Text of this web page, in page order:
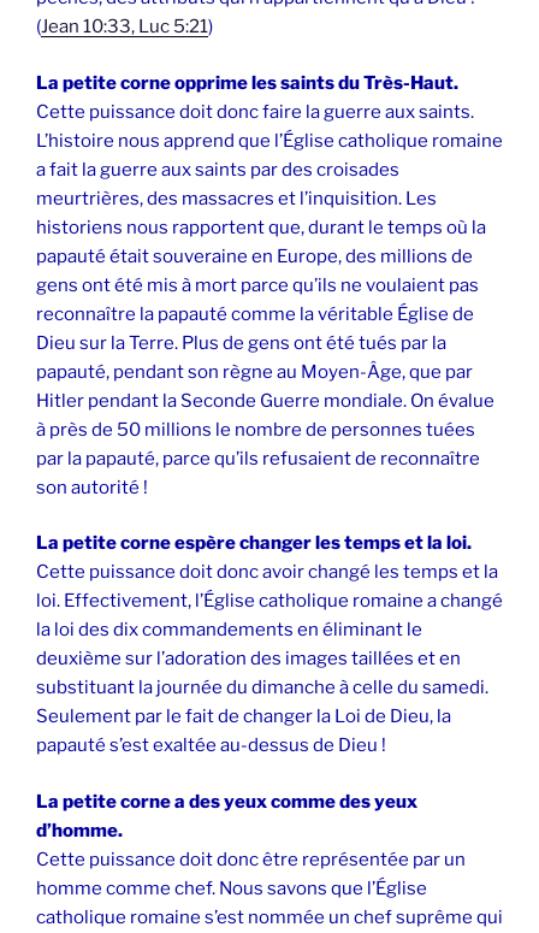
(Jean 10:33, Luc 5:21)
La petite corne opprime les saints du Très-Haut.
Cette puissance doit donc faire la guerre aux saints.
L’histoire nous apprend que l’Église catholique romaine
a fait la guerre aux saints par des croisades
meurtrières, des massacres et l’inquisition. Les
historiens nous rapportent que, durant le temps où la
papauté était souveraine en Europe, des millions de
gens ont été mis à mort parce qu’ils ne voulaient pas
reconnaître la papauté comme la véritable Église de
Dieu sur la Terre. Plus de gens ont été tués par la
papauté, pendant son règne au Moyen-Âge, que par
Hitler pendant la Seconde Guerre mondiale. On évalue
à près de 50 millions le nombre de personnes tuées
par la papauté, parce qu’ils refusaient de reconnaître
son autorité !
La petite corne espère changer les temps et la loi.
Cette puissance doit donc avoir changé les temps et la
loi. Effectivement, l’Église catholique romaine a changé
la loi des dix commandements en éliminant le
deuxième sur l’adoration des images taillées et en
substituant la journée du dimanche à celle du samedi.
Seulement par le fait de changer la Loi de Dieu, la
papauté s’est exaltée au-dessus de Dieu !
La petite corne a des yeux comme des yeux
d’homme.
Cette puissance doit donc être représentée par un
homme comme chef. Nous savons que l’Église
catholique romaine s’est nommée un chef suprême qui